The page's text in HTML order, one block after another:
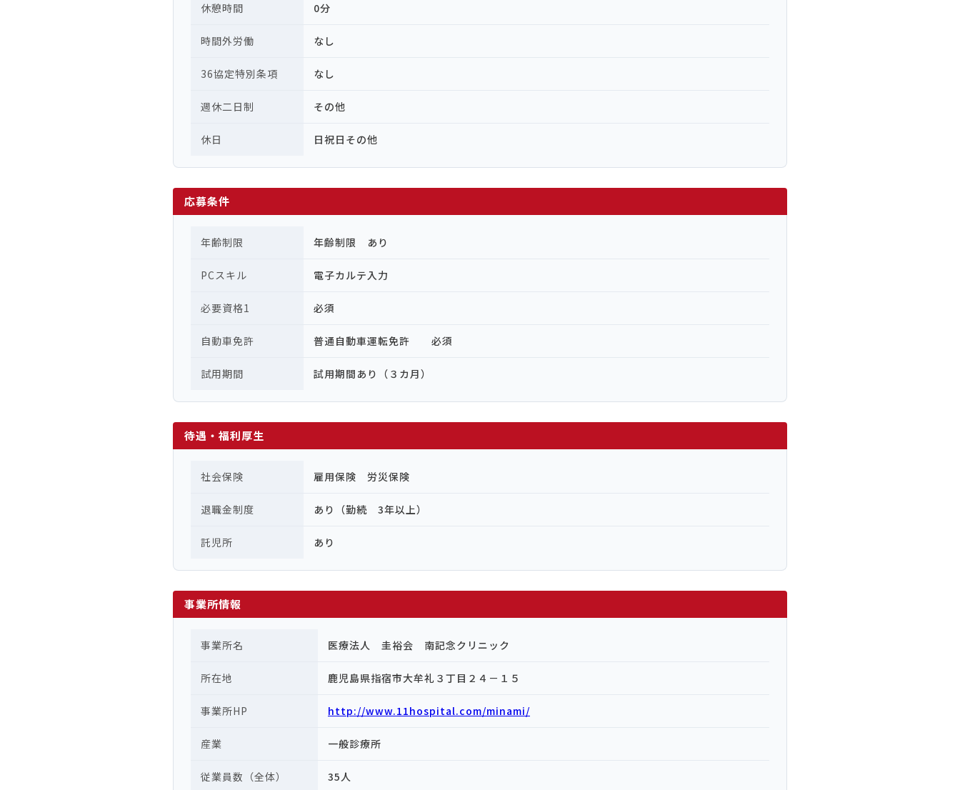
休憩時間 0分
時間外労働 なし
36協定特別条項 なし
週休二日制 その他
休日 日祝日その他
応募条件
年齢制限 年齢制限 あり
PCスキル 電子カルテ入力
必要資格1 必須
自動車免許 普通自動車運転免許 必須
試用期間 試用期間あり（３カ月）
待遇・福利厚生
社会保険 雇用保険 労災保険
退職金制度 あり（勤続 3年以上）
託児所 あり
事業所情報
事業所名 医療法人 圭裕会 南記念クリニック
所在地 鹿児島県指宿市大牟礼３丁目２４－１５
事業所HP http://www.11hospital.com/minami/
産業 一般診療所
従業員数（全体） 35人